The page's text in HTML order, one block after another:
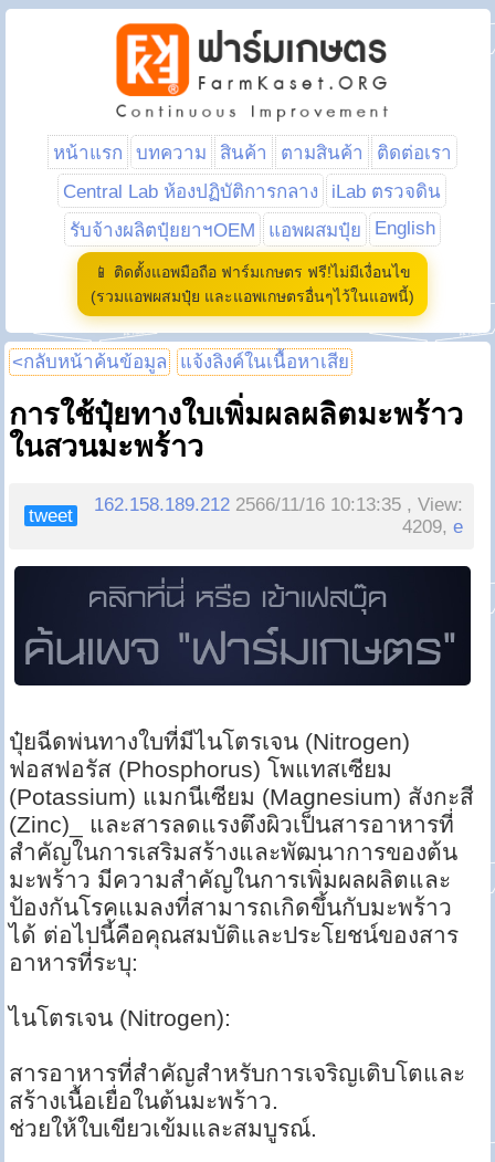
หน้าแรก บทความ สินค้า ตามสินค้า
ติดต่อเรา
Central Lab ห้องปฏิบัติการกลาง
iLab ตรวจดิน
รับจ้างผลิตปุ๋ยยาฯOEM
แอพผสมปุ๋ย English
📱 ติดตั้งแอพมือถือ ฟาร์มเกษตร ฟรี!ไม่มีเงื่อนไข
(รวมแอพผสมปุ๋ย และแอพเกษตรอื่นๆไว้ในแอพนี้)
<กลับหน้าค้นข้อมูล แจ้งลิงค์ในเนื้อหาเสีย
การใช้ปุ๋ยทางใบเพิ่มผลผลิตมะพร้าว
ในสวนมะพร้าว
tweet
162.158.189.212 2566/11/16 10:13:35 , View:
4209,e
ปุ๋ยฉีดพ่นทางใบที่มีไนโตรเจน (Nitrogen)
ฟอสฟอรัส (Phosphorus) โพแทสเซียม
(Potassium) แมกนีเซียม (Magnesium) สังกะสี
(Zinc)_ และสารลดแรงตึงผิวเป็นสารอาหารที่
สำคัญในการเสริมสร้างและพัฒนาการของต้น
มะพร้าว มีความสำคัญในการเพิ่มผลผลิตและ
ป้องกันโรคแมลงที่สามารถเกิดขึ้นกับมะพร้าว
ได้ ต่อไปนี้คือคุณสมบัติและประโยชน์ของสาร
อาหารที่ระบุ:
ไนโตรเจน (Nitrogen):
สารอาหารที่สำคัญสำหรับการเจริญเติบโตและ
สร้างเนื้อเยื่อในต้นมะพร้าว.
ช่วยให้ใบเขียวเข้มและสมบูรณ์.